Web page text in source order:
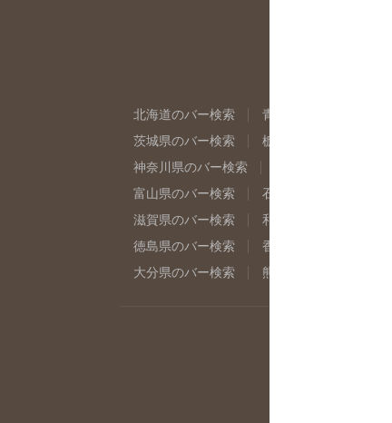
北海道のバー検索 青森県のバー検索
茨城県のバー検索
栃木県のバー検索
神奈川県のバー検索
富山県のバー検索
石川県のバー検索
滋賀県のバー検索
和歌山県のバー検索
徳島県のバー検索
香川県のバー検索
大分県のバー検索
熊本県のバー検索